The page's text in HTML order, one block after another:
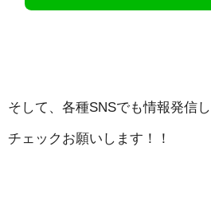
そして、各種SNSでも情報発信し
チェックお願いします！！